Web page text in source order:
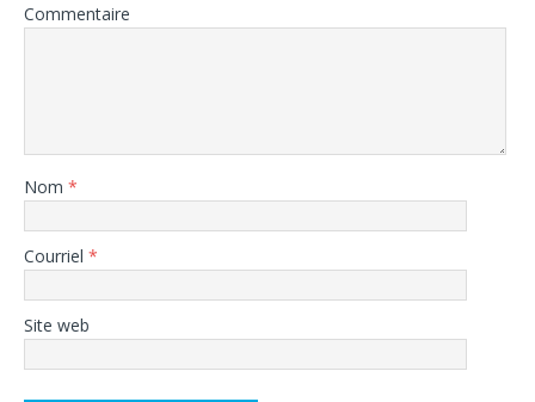
Commentaire
Nom *
Courriel *
Site web